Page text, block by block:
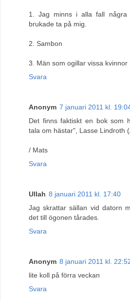
1. Jag minns i alla fall
brukade ta på mig.
2. Sambon
3. Män som ogillar vissa kvinnor
Svara
Anonym 7 januari 2011 kl.
Det finns faktiskt en bok som
tala om hästar", Lasse Lindroth
/ Mats
Svara
Ullah 8 januari 2011 kl. 17:40
Jag skrattar sällan vid datorn
det till ögonen tårades.
Svara
Anonym 8 januari 2011 kl.
lite koll på förra veckan
Svara